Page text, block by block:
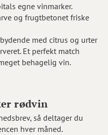
egne vinmarker.
og frugtbetonet friske
med citrus og urter
Et perfekt match
behagelig vin.
rødvin
så deltager du
hver måned.